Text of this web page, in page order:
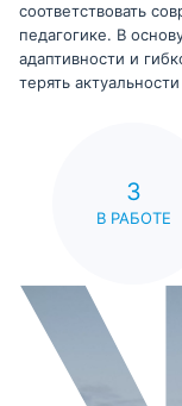
соответствовать
педагогике. В
адаптивности и
терять
3
В РАБОТЕ